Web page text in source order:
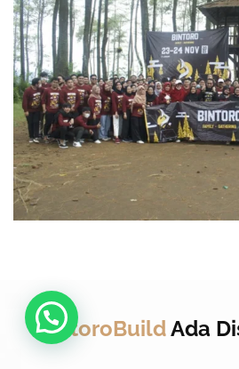
BintoroBuildAda